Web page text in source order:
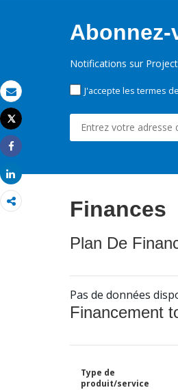
Email
Imprimer
Tweet
Share
Share
Notifications sur
J'accepte les termes
Finances
Plan De
Pas de données
Financement
Type de
produit/service